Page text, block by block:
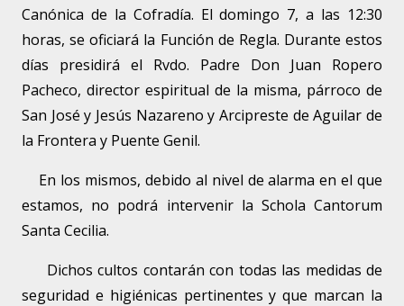
Canónica de la Cofradía. El domingo 7, a las 12:30
horas, se oficiará la Función de Regla. Durante estos
días presidirá el Rvdo. Padre Don Juan Ropero
Pacheco, director espiritual de la misma, párroco de
San José y Jesús Nazareno y Arcipreste de Aguilar de
la Frontera y Puente Genil.
En los mismos, debido al nivel de alarma en el que
estamos, no podrá intervenir la Schola Cantorum
Santa Cecilia.
Dichos cultos contarán con todas las medidas de
seguridad e higiénicas pertinentes y que marcan la